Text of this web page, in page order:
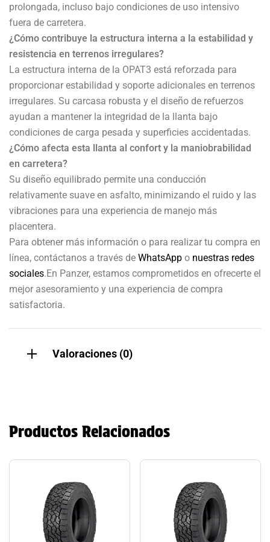
prolongada, incluso bajo condiciones de uso intensivo
fuera de carretera.
¿Cómo contribuye la estructura interna a la estabilidad y
resistencia en terrenos irregulares?
La estructura interna de la OPAT3 está reforzada para
proporcionar estabilidad y soporte adicionales en terrenos
irregulares. Su carcasa robusta y el diseño de refuerzos
ayudan a mantener la integridad de la llanta bajo
condiciones de carga pesada y superficies accidentadas.
¿Cómo afecta esta llanta al confort y la maniobrabilidad
en carretera?
Su diseño equilibrado permite una conducción
relativamente suave en asfalto, minimizando el ruido y las
vibraciones para una experiencia de manejo más
placentera.
Para obtener más información o para realizar tu compra en
línea, contáctanos a través de WhatsApp o nuestras redes
sociales.En Panzer, estamos comprometidos en ofrecerte el
mejor asesoramiento y una experiencia de compra
satisfactoria.
Valoraciones (0)
Productos Relacionados